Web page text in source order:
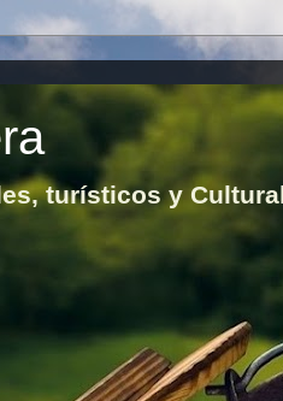
turísticos y